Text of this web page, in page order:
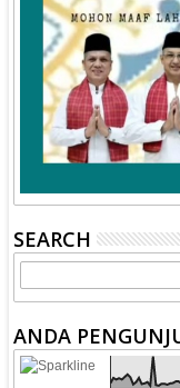
SEARCH
ANDA